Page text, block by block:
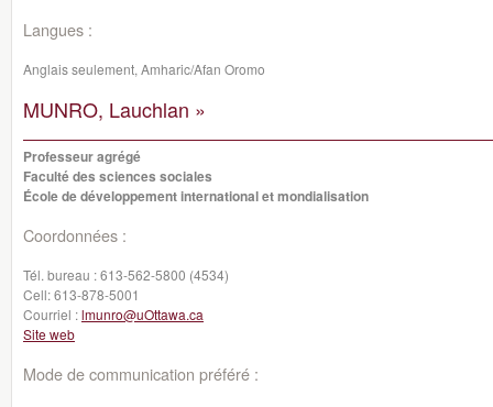
Langues :
Anglais seulement, Amharic/Afan Oromo
MUNRO, Lauchlan »
Professeur agrégé
Faculté des sciences sociales
École de développement international et mondialisation
Coordonnées :
Tél. bureau :613-562-5800 (4534)
Cell:613-878-5001
Courriel :lmunro@uOttawa.ca
Site web
Mode de communication préféré :